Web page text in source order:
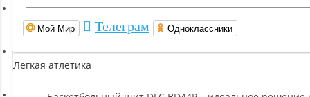
Инверсионные столы
Легкая атлетика
Мой Мир Телеграм Одноклассники